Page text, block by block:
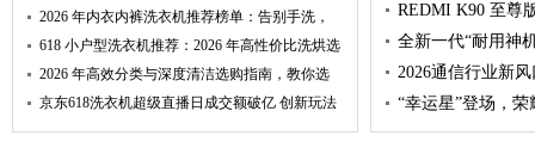
指南
2026 年内衣内裤洗衣机推荐榜单：告别手洗，
四款高口碑洗烘一体机深度测评
618 小户型洗衣机推荐：2026 年高性价比洗烘选
购攻略
2026 年高效分类与深度清洁选购指南，教你选
出最合适的懒人洗衣机
京东618洗衣机超级直播日成交额破亿 创新玩法
成为家电直播升级新范式
REDMI K90 至尊
全新一代“耐用神
2026通信行业新
起
“幸运星”登场，
2294.15元起